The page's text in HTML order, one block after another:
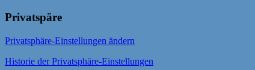
Privatspäre
Privatsphäre-Einstellungen ändern
Historie der Privatsphäre-Einstellungen